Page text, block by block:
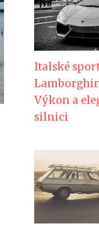
Italské
Výkon a
silnici